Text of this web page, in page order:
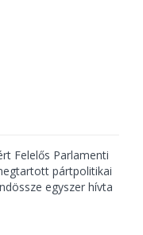
Felelős Parlamenti
pártpolitikai
egyszer hívta